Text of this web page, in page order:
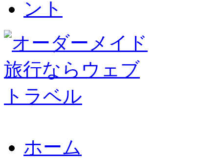
ホーム